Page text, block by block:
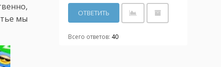
мы
Всего ответов: 40